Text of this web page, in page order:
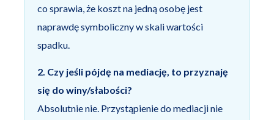
co sprawia, że koszt na jedną osobę jest
naprawdę symboliczny w skali wartości
spadku.
2. Czy jeśli pójdę na mediację, to przyznaję
się do winy/słabości?
Absolutnie nie. Przystąpienie do mediacji nie